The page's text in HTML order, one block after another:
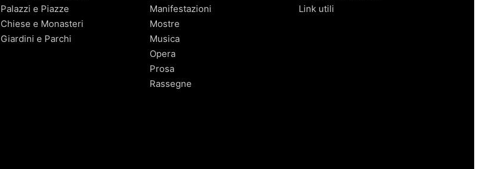
Palazzi e Piazze
Chiese e Monasteri
Giardini e Parchi
Manifestazioni
Mostre
Musica
Opera
Prosa
Rassegne
Link utili